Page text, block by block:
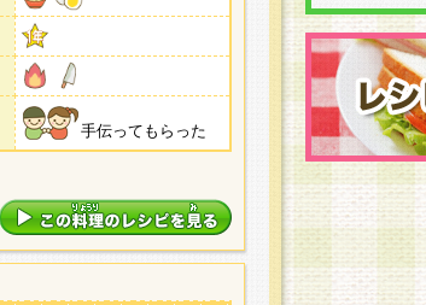
手伝ってもらった